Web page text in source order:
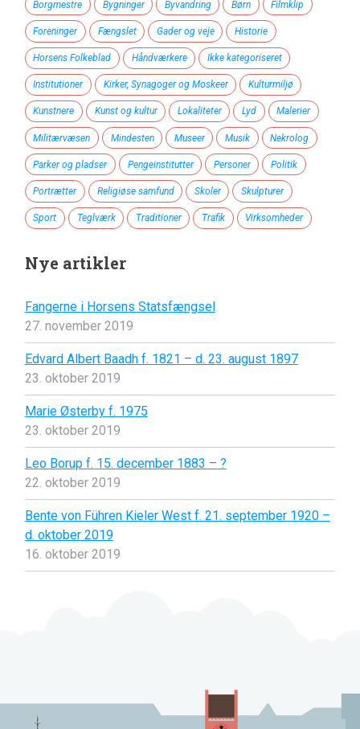
Borgmestre Bygninger Byvandring Børn Filmklip
Foreninger Fængslet Gader og veje Historie
Horsens Folkeblad Håndværkere Ikke kategoriseret
Institutioner Kirker, Synagoger og Moskeer Kulturmiljø
Kunstnere Kunst og kultur Lokaliteter Lyd Malerier
Militærvæsen Mindesten Museer Musik Nekrolog
Parker og pladser Pengeinstitutter Personer Politik
Portrætter Religiøse samfund Skoler Skulpturer
Sport Teglværk Traditioner Trafik Virksomheder
Nye artikler
Fangerne i Horsens Statsfængsel
27. november 2019
Edvard Albert Baadh f. 1821 – d. 23. august 1897
23. oktober 2019
Marie Østerby f. 1975
23. oktober 2019
Leo Borup f. 15. december 1883 – ?
22. oktober 2019
Bente von Führen Kieler West f. 21. september 1920 –
d. oktober 2019
16. oktober 2019